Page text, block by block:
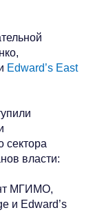
Edward’s East
сектора
власти:
МГИМО,
и Edward’s